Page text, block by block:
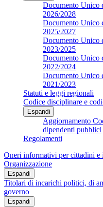
Documento Unico
2026/2028
Documento Unico
2025/2027
Documento Unico
2023/2025
Documento Unico
2022/2024
Documento Unico
2021/2023
Statuti e leggi regionali
Codice disciplinare e
Espandi
Aggiornamento
dipendenti pubblici
Regolamenti
Oneri informativi per cittadini e
Organizzazione
Espandi
Titolari di incarichi politici, di
governo
Espandi